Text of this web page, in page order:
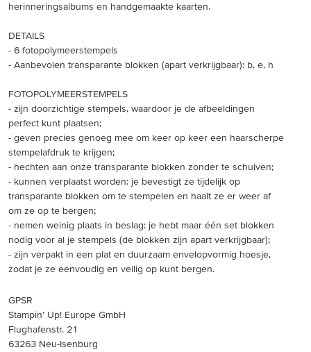
herinneringsalbums en handgemaakte kaarten.
DETAILS
- 6 fotopolymeerstempels
- Aanbevolen transparante blokken (apart verkrijgbaar): b, e, h
FOTOPOLYMEERSTEMPELS
- zijn doorzichtige stempels, waardoor je de afbeeldingen
perfect kunt plaatsen;
- geven precies genoeg mee om keer op keer een haarscherpe
stempelafdruk te krijgen;
- hechten aan onze transparante blokken zonder te schuiven;
- kunnen verplaatst worden: je bevestigt ze tijdelijk op
transparante blokken om te stempelen en haalt ze er weer af
om ze op te bergen;
- nemen weinig plaats in beslag: je hebt maar één set blokken
nodig voor al je stempels (de blokken zijn apart verkrijgbaar);
- zijn verpakt in een plat en duurzaam envelopvormig hoesje,
zodat je ze eenvoudig en veilig op kunt bergen.
GPSR
Stampin’ Up! Europe GmbH
Flughafenstr. 21
63263 Neu-Isenburg